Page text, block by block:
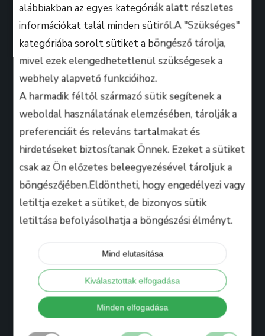
alábbiakban az egyes kategóriák alatt részletes
információkat talál minden sütiről.A "Szükséges"
kategóriába sorolt sütiket a böngésző tárolja,
mivel ezek elengedhetetlenül szükségesek a
webhely alapvető funkcióihoz.
A harmadik féltől származó sütik segítenek a
weboldal használatának elemzésében, tárolják a
preferenciáit és releváns tartalmakat és
hirdetéseket biztosítanak Önnek. Ezeket a sütiket
csak az Ön előzetes beleegyezésével tároljuk a
böngészőjében.Eldöntheti, hogy engedélyezi vagy
letiltja ezeket a sütiket, de bizonyos sütik
letiltása befolyásolhatja a böngészési élményt.
Mind elutasítása
Kiválasztottak elfogadása
Minden elfogadása
A B.M. Music School magasan képzett zenész-
oktatói úgy döntöttek, hogy ezen a platformon
keresztül professzionális keretek között, mindenki
számára lehetőséget biztosítanak arra, hogy
kihozza magából a maximumot, amire csak zeneileg
vágyhat!
Hasznos
Tanáraink
Bihari Mártonról
Referenciák
Ajándékkártya